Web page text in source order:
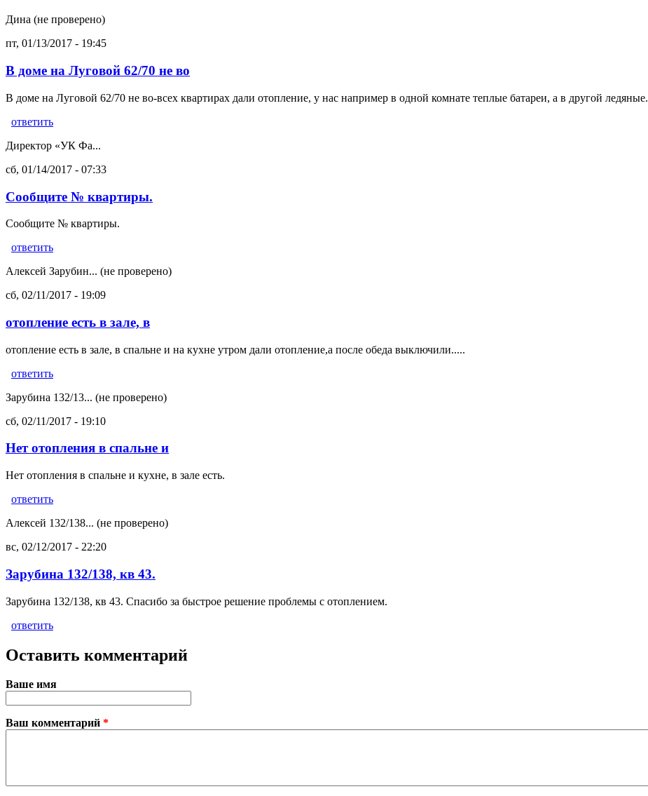
Дина (не проверено)
пт, 01/13/2017 - 19:45
В доме на Луговой 62/70 не во
В доме на Луговой 62/70 не во-всех квартирах дали отопление, у нас например в одной комнате теплые батареи, а в другой ледяные.
ответить
Директор «УК Фа...
сб, 01/14/2017 - 07:33
Сообщите № квартиры.
Сообщите № квартиры.
ответить
Алексей Зарубин... (не проверено)
сб, 02/11/2017 - 19:09
отопление есть в зале, в
отопление есть в зале, в спальне и на кухне утром дали отопление,а после обеда выключили.....
ответить
Зарубина 132/13... (не проверено)
сб, 02/11/2017 - 19:10
Нет отопления в спальне и
Нет отопления в спальне и кухне, в зале есть.
ответить
Алексей 132/138... (не проверено)
вс, 02/12/2017 - 22:20
Зарубина 132/138, кв 43.
Зарубина 132/138, кв 43. Спасибо за быстрое решение проблемы с отоплением.
ответить
Оставить комментарий
Ваше имя
Ваш комментарий *